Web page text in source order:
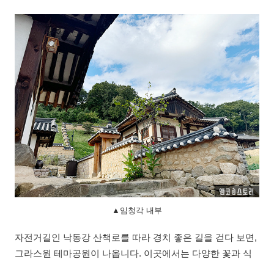
▲임청각 내부
자전거길인 낙동강 산책로를 따라 경치 좋은 길을 걷다 보면,
그라스원 테마공원이 나옵니다. 이곳에서는 다양한 꽃과 식